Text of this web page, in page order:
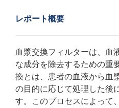
レポート概要
血漿交換フィルターは、血
な成分を除去するための重
換とは、患者の血液から血
の目的に応じて処理した後
す。このプロセスによって